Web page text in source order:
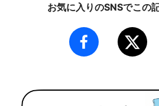
お気に入りのSNSでこの